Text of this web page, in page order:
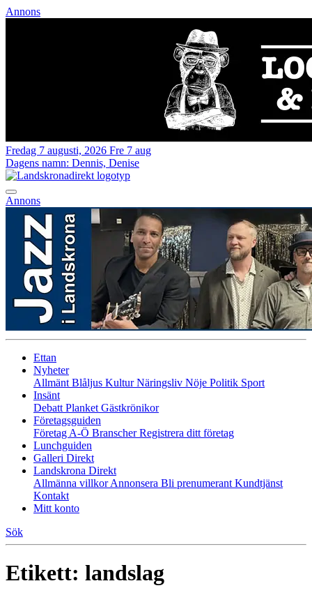
Annons
Fredag 7 augusti, 2026 Fre 7 aug
Dagens namn: Dennis, Denise
Annons
Ettan
Nyheter
Allmänt Blåljus KulturNäringsliv Nöje Politik Sport
Insänt
Debatt Planket Gästkrönikor
Företagsguiden
Företag A-Ö BranscherRegistrera ditt företag
Lunchguiden
Galleri Direkt
Landskrona Direkt
Allmänna villkorAnnonsera Bli prenumerant Kundtjänst
Kontakt
Mitt konto
Sök
Etikett: landslag